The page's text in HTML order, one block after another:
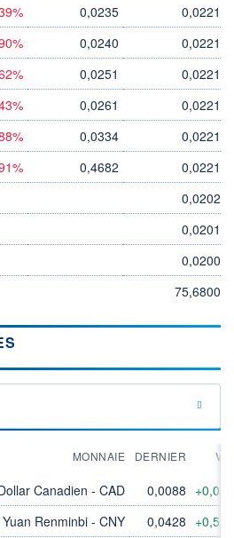
0,0235
0,0221
0,0240
0,0221
0,0251
0,0221
0,0261
0,0221
0,0334
0,0221
0,4682
0,0221
0,0202
0,0201
0,0200
75,6800
MONNAIE DERNIER
Canadien - CAD 0,0088
Yuan Renminbi - CNY 0,0428